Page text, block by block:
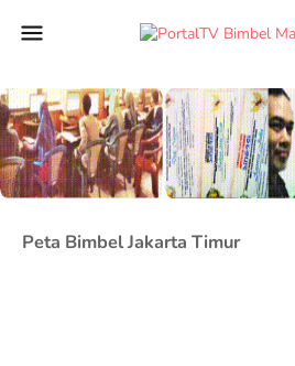
Peta Bimbel Jakarta Timur